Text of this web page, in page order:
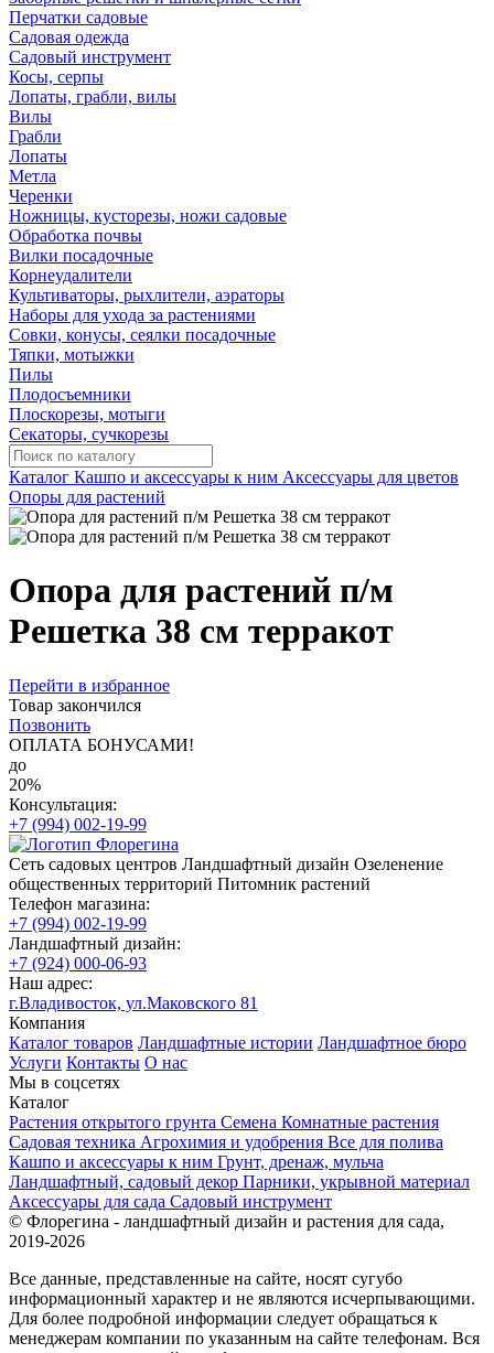
Перчатки садовые
Садовая одежда
Садовый инструмент
Косы, серпы
Лопаты, грабли, вилы
Вилы
Грабли
Лопаты
Метла
Черенки
Ножницы, кусторезы, ножи садовые
Обработка почвы
Вилки посадочные
Корнеудалители
Культиваторы, рыхлители, аэраторы
Наборы для ухода за растениями
Совки, конусы, сеялки посадочные
Тяпки, мотыжки
Пилы
Плодосъемники
Плоскорезы, мотыги
Секаторы, сучкорезы
Каталог Кашпо и аксессуары к ним Аксессуары для цветов
Опоры для растений
Опора для растений п/м
Решетка 38 см терракот
Перейти в избранное
Товар закончился
Позвонить
ОПЛАТА БОНУСАМИ!
до
20%
Консультация:
+7 (994) 002-19-99
Сеть садовых центров Ландшафтный дизайн Озеленение
общественных территорий Питомник растений
Телефон магазина:
+7 (994) 002-19-99
Ландшафтный дизайн:
+7 (924) 000-06-93
Наш адрес:
г.Владивосток, ул.Маковского 81
Компания
Каталог товаров Ландшафтные истории Ландшафтное бюро
Услуги Контакты О нас
Мы в соцсетях
Каталог
Растения открытого грунта Семена Комнатные растения
Садовая техника Агрохимия и удобрения Все для полива
Кашпо и аксессуары к ним Грунт, дренаж, мульча
Ландшафтный, садовый декор Парники, укрывной материал
Аксессуары для сада Садовый инструмент
© Флорегина - ландшафтный дизайн и растения для сада,
2019-2026
Все данные, представленные на сайте, носят сугубо
информационный характер и не являются исчерпывающими.
Для более подробной информации следует обращаться к
менеджерам компании по указанным на сайте телефонам. Вся